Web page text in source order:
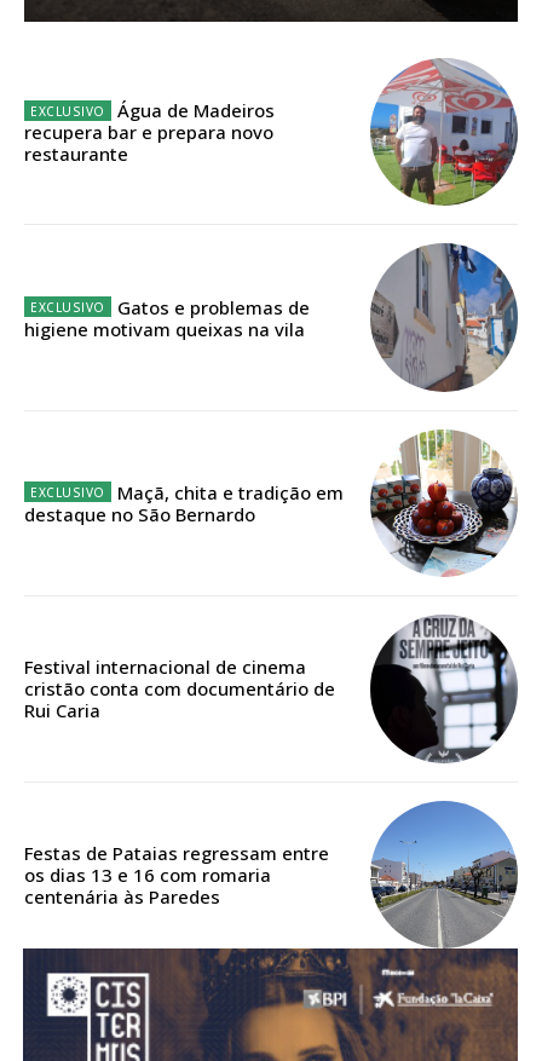
Escolha o plano de assinatura desejado:
32€
Edição em papel entregue à Quinta-feira em sua
casa
Acesso ao conteúdo online
Acesso aos conteúdos Exclusivos para
Escolha o plano
DIGITAL ANUAL
16
12 meses
Acesso ao conteúdo online
Água de Madeiros
recupera bar e prepara novo
restaurante
Gatos e problemas de
higiene motivam queixas na vila
Maçã, chita e tradição em
destaque no São Bernardo
Festival internacional de cinema
cristão conta com documentário de
Rui Caria
Festas de Pataias regressam entre
os dias 13 e 16 com romaria
centenária às Paredes